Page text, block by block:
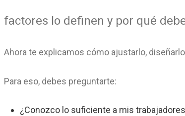
factores lo definen y por qué
Ahora te explicamos cómo ajustarlo,
Para eso, debes preguntarte:
¿Conozco lo suficiente a mis